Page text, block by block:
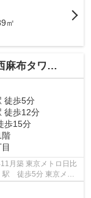
㎡
ワーWEST
徒歩5分
徒歩12分
歩15分
階
駅 徒歩5分 東京メト